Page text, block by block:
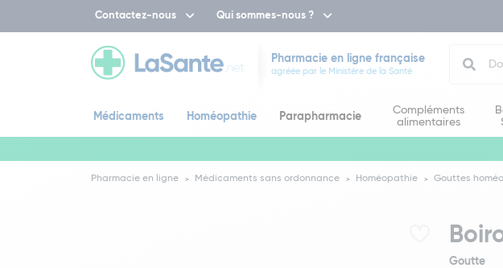
Contactez-nous Qui sommes-nous ?
Pharmacie en ligne française
agréée par le Ministère de la Santé
Médicaments Homéopathie Parapharmacie
Compléments
alimentaires
Pharmacie en ligne Médicaments sans ordonnance Homéopathie Gouttes
Goutte